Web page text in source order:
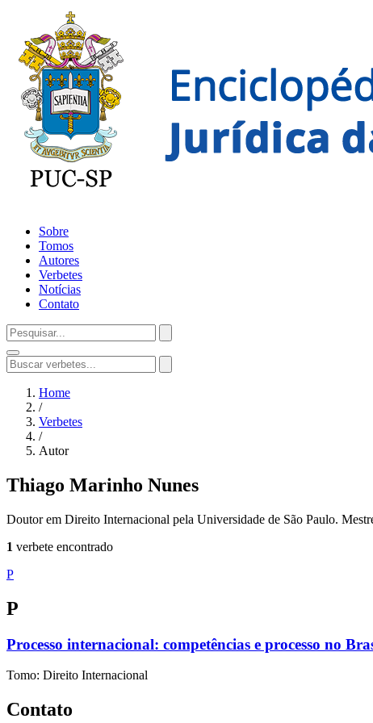
Sobre
Tomos
Autores
Verbetes
Notícias
Contato
Home
/
Verbetes
/
Autor
Thiago Marinho Nunes
Doutor em Direito Internacional pela Universidade de São Paulo.
1 verbete encontrado
P
P
Processo internacional: competências e processo no
Tomo: Direito Internacional
Contato